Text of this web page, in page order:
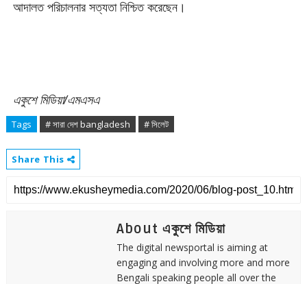
আদালত পরিচালনার সত্যতা নিশ্চিত করেছেন।
একুশে মিডিয়া/এমএসএ
Tags # সারা দেশ bangladesh # সিলেট
Share This
About একুশে মিডিয়া
The digital newsportal is aiming at
engaging and involving more and more
Bengali speaking people all over the